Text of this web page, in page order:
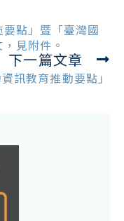
要點」暨「臺灣國
見附件。
下一篇文章
訊教育推動要點」